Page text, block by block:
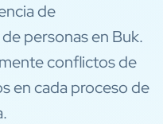
de
personas en Buk.
conflictos de
en cada proceso de